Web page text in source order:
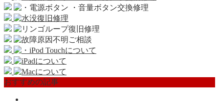
おすすめの記事